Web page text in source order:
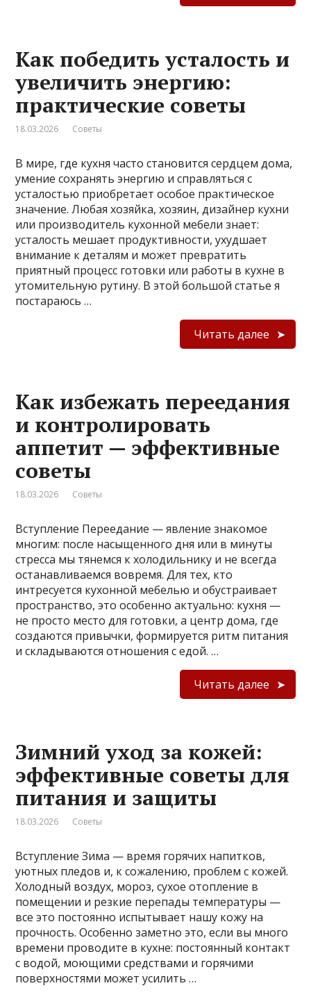
Как победить усталость и
увеличить энергию:
практические советы
18.03.2026 Советы
В мире, где кухня часто становится сердцем дома,
умение сохранять энергию и справляться с
усталостью приобретает особое практическое
значение. Любая хозяйка, хозяин, дизайнер кухни
или производитель кухонной мебели знает:
усталость мешает продуктивности, ухудшает
внимание к деталям и может превратить
приятный процесс готовки или работы в кухне в
утомительную рутину. В этой большой статье я
постараюсь …
Читать далее
Как избежать переедания
и контролировать
аппетит — эффективные
советы
18.03.2026 Советы
Вступление Переедание — явление знакомое
многим: после насыщенного дня или в минуты
стресса мы тянемся к холодильнику и не всегда
останавливаемся вовремя. Для тех, кто
интресуется кухонной мебелью и обустраивает
пространство, это особенно актуально: кухня —
не просто место для готовки, а центр дома, где
создаются привычки, формируется ритм питания
и складываются отношения с едой. …
Читать далее
Зимний уход за кожей:
эффективные советы для
питания и защиты
18.03.2026 Советы
Вступление Зима — время горячих напитков,
уютных пледов и, к сожалению, проблем с кожей.
Холодный воздух, мороз, сухое отопление в
помещении и резкие перепады температуры —
все это постоянно испытывает нашу кожу на
прочность. Особенно заметно это, если вы много
времени проводите в кухне: постоянный контакт
с водой, моющими средствами и горячими
поверхностями может усилить …